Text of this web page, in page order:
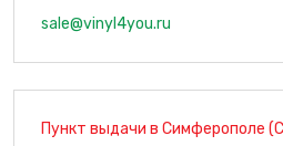
sale@vinyl4you.ru
Пункт выдачи в Симферополе